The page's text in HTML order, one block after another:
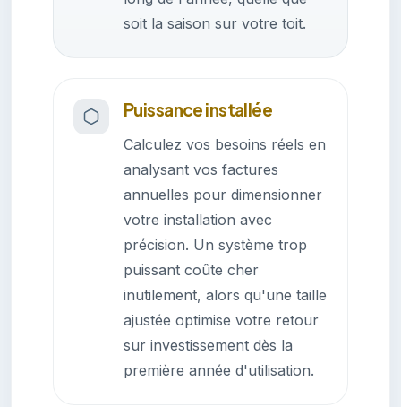
soit la saison sur votre toit.
Puissance installée
Calculez vos besoins réels en
analysant vos factures
annuelles pour dimensionner
votre installation avec
précision. Un système trop
puissant coûte cher
inutilement, alors qu'une taille
ajustée optimise votre retour
sur investissement dès la
première année d'utilisation.